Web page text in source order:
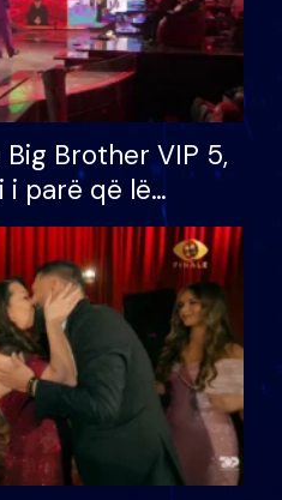
Brother VIP 5,
i parë që lë
mundësinë për
madh